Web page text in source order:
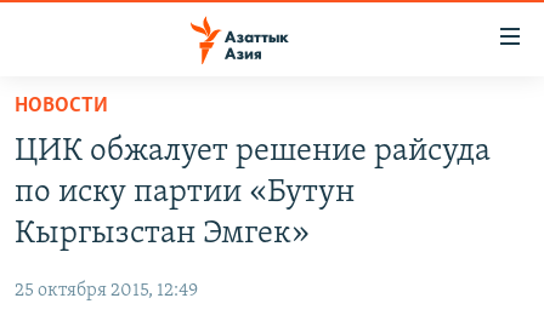
Вернуться
основному
содержанию
Вернутся
главной
навигации
ЦЕНТРАЛЬНАЯ АЗИЯ
ТАДЖИКИСТАН
НОВОСТИ
ВОЙНА В УКРАИНЕ
ҚАЗАҚША
НОВОСТИ
ЦИК обжалует решение райсуда
по иску партии «Бутун
Кыргызстан Эмгек»
25 октября 2015, 12:49